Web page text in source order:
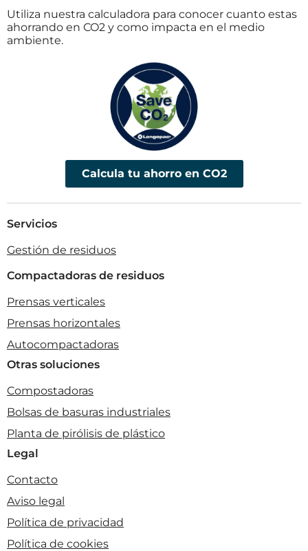
Utiliza nuestra calculadora para conocer cuanto estas
ahorrando en CO2 y como impacta en el medio
ambiente.
Calcula tu ahorro en CO2
Servicios
Gestión de residuos
Compactadoras de residuos
Prensas verticales
Prensas horizontales
Autocompactadoras
Otras soluciones
Compostadoras
Bolsas de basuras industriales
Planta de pirólisis de plástico
Legal
Contacto
Aviso legal
Política de privacidad
Política de cookies